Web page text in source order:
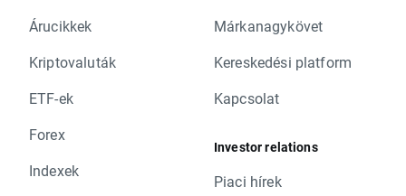
Árucikkek
Kriptovaluták
ETF-ek
Forex
Indexek
Márkanagykövet
Kereskedési platform
Kapcsolat
Investor relations
Piaci hírek